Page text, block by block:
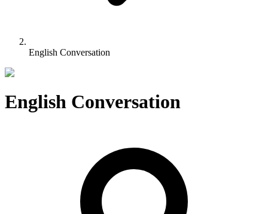
English Conversation
English Conversation